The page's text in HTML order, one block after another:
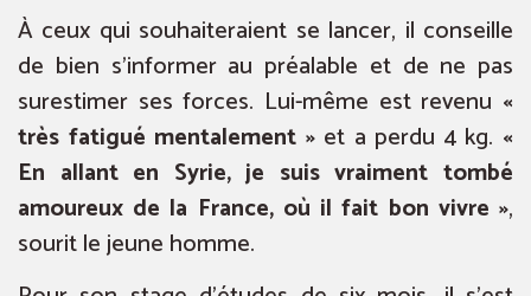
À ceux qui souhaiteraient se lancer, il conseille
de bien s’informer au préalable et de ne pas
surestimer ses forces. Lui-même est revenu «
très fatigué mentalement »et a perdu 4 kg. «
En allant en Syrie, je suis vraiment tombé
amoureux de la France, où il fait bon vivre »,
sourit le jeune homme.